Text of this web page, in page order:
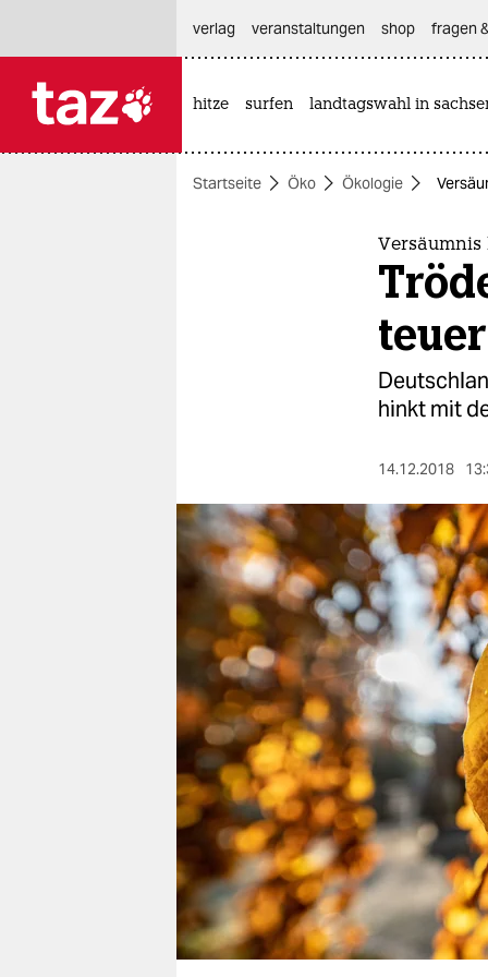
themen
nord
wahrheit
verlag
verlag
veranstaltungen
shop
fragen & hilfe
unterstützen
abo
genossenschaft
verlag
veranstaltungen shop fragen
hitze surfen landtagswahl in
Startseite Öko Ökologie
teuer
hinkt mit
14.12.2018